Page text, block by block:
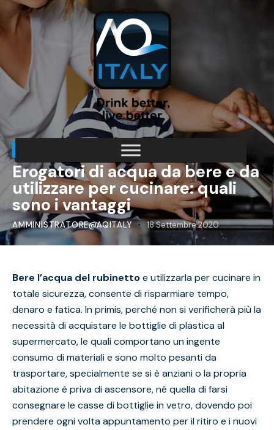
Erogatori di acqua da bere e da
utilizzare per cucinare: quali
sono i vantaggi
AMMINISTRATORE@AQITALY 18 Settembre 2020
Bere l’acqua del rubinettoe utilizzarla per cucinare in
totale sicurezza, consente di risparmiare tempo,
denaro e fatica. In primis, perché non si verificherà più la
necessità di acquistare le bottiglie di plastica al
supermercato, le quali comportano un ingente
consumo di materiali e sono molto pesanti da
trasportare, specialmente se si è anziani o la propria
abitazione è priva di ascensore, né quella di farsi
consegnare le casse di bottiglie in vetro, dovendo poi
prendere ogni volta appuntamento per il ritiro e i nuovi